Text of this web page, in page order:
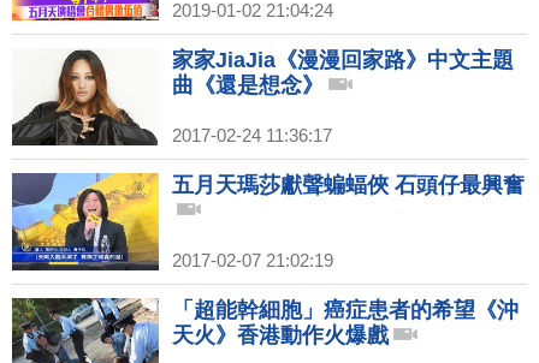
2019-01-02 21:04:24
家家JiaJia《漫漫回家路》中文主題
曲《還是想念》
2017-02-24 11:36:17
五月天瑪莎獻聲蝙蝠俠 石頭仔最興奮
2017-02-07 21:02:19
「超能幹細胞」癌症患者的希望《沖
天火》香港動作火爆戲